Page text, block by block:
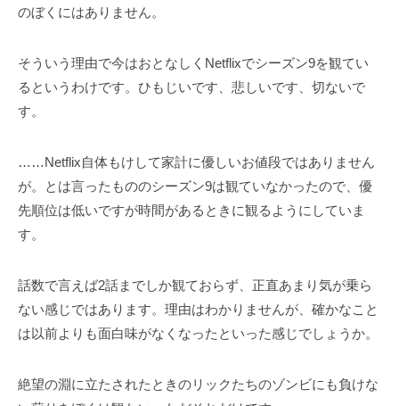
のぼくにはありません。
そういう理由で今はおとなしくNetflixでシーズン9を観てい
るというわけです。ひもじいです、悲しいです、切ないで
す。
……Netflix自体もけして家計に優しいお値段ではありません
が。とは言ったもののシーズン9は観ていなかったので、優
先順位は低いですが時間があるときに観るようにしていま
す。
話数で言えば2話までしか観ておらず、正直あまり気が乗ら
ない感じではあります。理由はわかりませんが、確かなこと
は以前よりも面白味がなくなったといった感じでしょうか。
絶望の淵に立たされたときのリックたちのゾンビにも負けな